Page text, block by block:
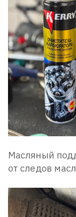
Масляный
от следов